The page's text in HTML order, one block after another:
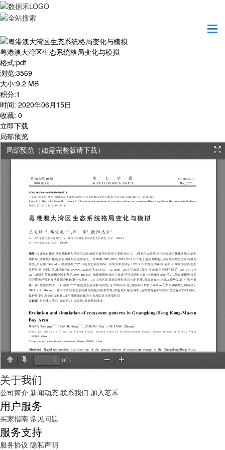
粤港澳大湾区生态系统格局变化与模拟
格式:pdf
浏览:3569
大小:9.2 MB
积分:1
时间: 2020年06月15日
收藏: 0
立即下载
局部预览
关于我们
公司简介 新闻动态 联系我们 加入茗禾
用户服务
买家指南 常见问题
服务支持
服务协议 隐私声明